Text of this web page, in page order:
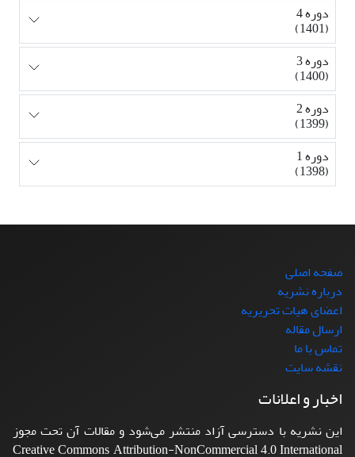
دوره 4
(1401)
دوره 3
(1400)
دوره 2
(1399)
دوره 1
(1398)
صفحه اصلی
درباره نشریه
اعضای هیات تحریریه
ارسال مقاله
تماس با ما
نقشه سایت
اخبار و اعلانات
این نشریه با دسترسی آزاد منتشر می‌شود و مقالات آن تحت مجوز
Creative Commons Attribution-NonCommercial 4.0 International